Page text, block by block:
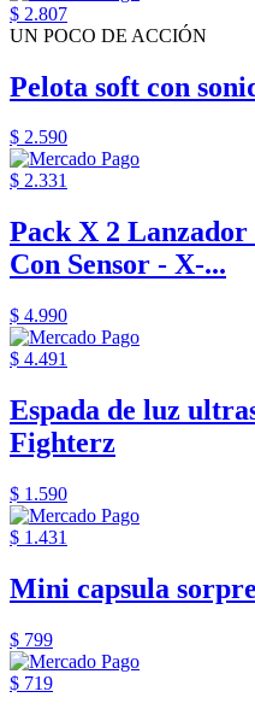
$ 2.807
UN POCO DE ACCIÓN
Pelota soft con
$ 2.590
$ 2.331
Pack X 2 Lanzador
Con Sensor - X-...
$ 4.990
$ 4.491
Espada de luz
Fighterz
$ 1.590
$ 1.431
Mini capsula
$ 799
$ 719